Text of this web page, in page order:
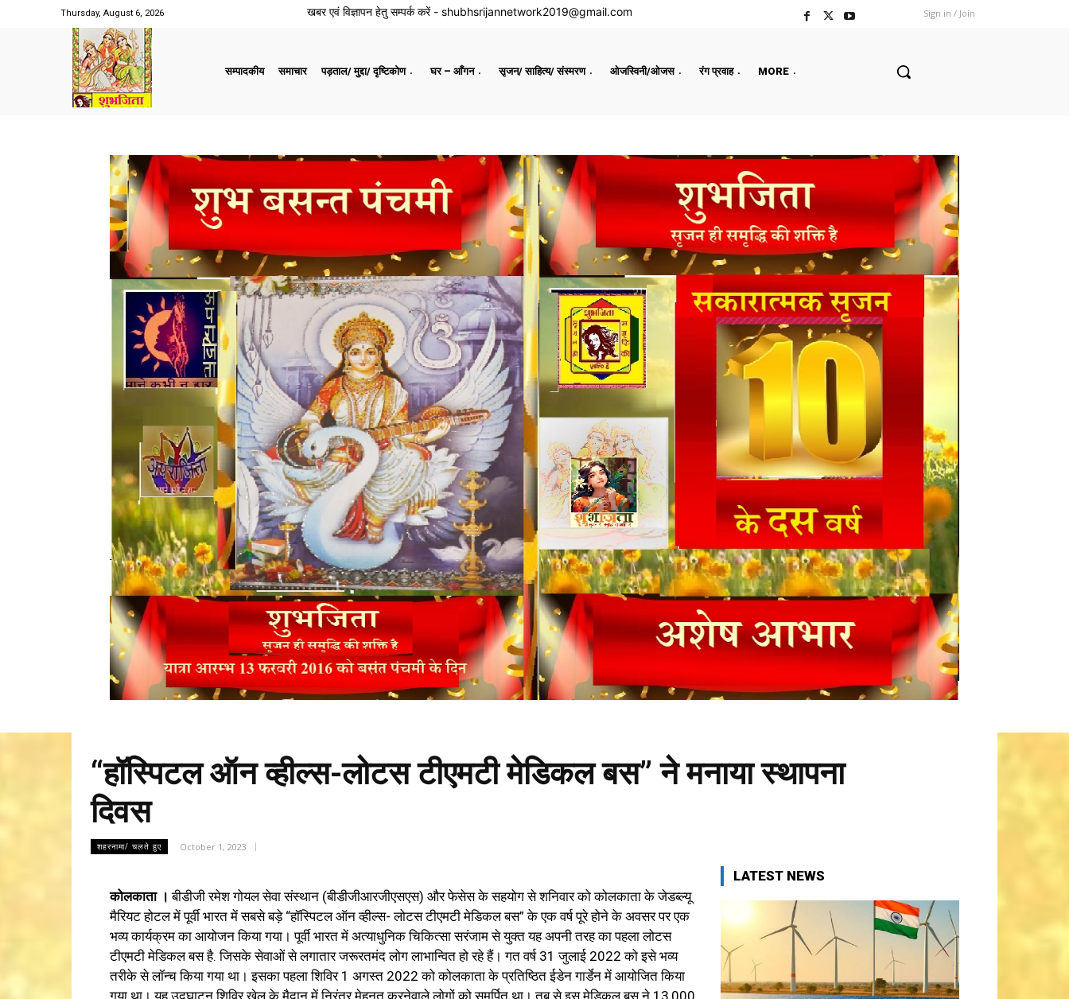
Thursday, August 6, 2026 खबर एवं विज्ञापन हेतु सम्पर्क करें - shubhsrijannetwork2019@gmail.com Sign in / Join
सम्पादकीय समाचार पड़ताल/ मुद्दा/ दृष्टिकोण घर – आँगन सृजन/ साहित्य/ संस्मरण ओजस्विनी/ओजस रंग प्रवाह MORE
“हॉस्पिटल ऑन व्हील्स-लोटस टीएमटी मेडिकल बस” ने मनाया स्थापना
दिवस
शहरनामा/ चलते हुए October 1, 2023
कोलकाता । बीडीजी रमेश गोयल सेवा संस्थान (बीडीजीआरजीएसएस) और फेसेस के सहयोग से शनिवार को कोलकाता के जेडब्ल्यू
मैरियट होटल में पूर्वी भारत में सबसे बड़े “हॉस्पिटल ऑन व्हील्स- लोटस टीएमटी मेडिकल बस” के एक वर्ष पूरे होने के अवसर पर एक
भव्य कार्यक्रम का आयोजन किया गया। पूर्वी भारत में अत्याधुनिक चिकित्सा सरंजाम से युक्त यह अपनी तरह का पहला लोटस
टीएमटी मेडिकल बस है. जिसके सेवाओं से लगातार जरूरतमंद लोग लाभान्वित हो रहे हैं। गत वर्ष 31 जुलाई 2022 को इसे भव्य
तरीके से लॉन्च किया गया था। इसका पहला शिविर 1 अगस्त 2022 को कोलकाता के प्रतिष्ठित ईडेन गार्डेन में आयोजित किया
गया था। यह उद्घाटन शिविर खेल के मैदान में निरंतर मेहनत करनेवाले लोगों को समर्पित था। तब से इस मेडिकल बस ने 13,000
LATEST NEWS